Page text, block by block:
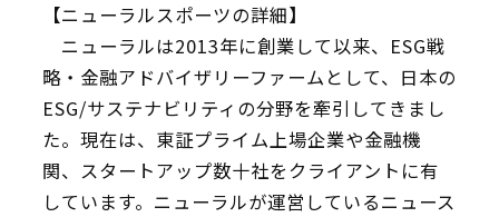
【ニューラルスポーツの詳細】
ニューラルは2013年に創業して以来、ESG戦
略・金融アドバイザリーファームとして、日本の
ESG/サステナビリティの分野を牽引してきまし
た。現在は、東証プライム上場企業や金融機
関、スタートアップ数十社をクライアントに有
しています。ニューラルが運営しているニュース